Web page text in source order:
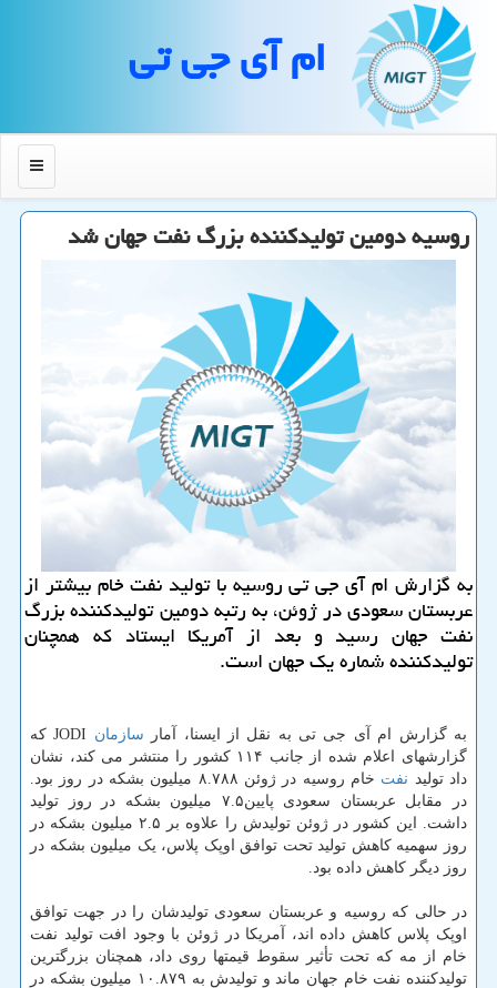
ام آی جی تی
منو
روسیه دومین تولیدكننده بزرگ نفت جهان شد
به گزارش ام آی جی تی روسیه با تولید نفت خام بیشتر از
عربستان سعودی در ژوئن، به رتبه دومین تولیدكننده بزرگ
نفت جهان رسید و بعد از آمریكا ایستاد كه همچنان
تولیدكننده شماره یك جهان است.
به گزارش ام آی جی تی به نقل از ایسنا، آمار سازمان
JODI که
گزارشهای اعلام شده از جانب ۱۱۴ کشور را منتشر می کند، نشان
داد تولید نفت
خام روسیه در ژوئن ۸.۷۸۸ میلیون بشکه در روز بود.
در مقابل عربستان سعودی پایین۷.۵ میلیون بشکه در روز تولید
داشت. این کشور در ژوئن تولیدش را علاوه بر ۲.۵ میلیون بشکه در
روز سهمیه کاهش تولید تحت توافق اوپک پلاس، یک میلیون بشکه در
روز دیگر کاهش داده بود.
در حالی که روسیه و عربستان سعودی تولیدشان را در جهت توافق
اوپک پلاس کاهش داده اند، آمریکا در ژوئن با وجود افت تولید نفت
خام از مه که تحت تأثیر سقوط قیمتها روی داد، همچنان بزرگترین
تولیدکننده نفت خام جهان ماند و تولیدش به ۱۰.۸۷۹ میلیون بشکه در